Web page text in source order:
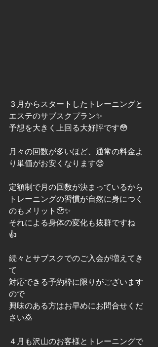
３月からスタートしたトレーニングと
エステのサブスクプラン✨
予想を大きく上回る大好評です😳
月々の回数が多いほど、通常の料金よ
り単価がお安くなります😊
定額制で月の回数が決まっているから
トレーニングの習慣が自然に身につく
のもメリット🥹✨
それによる身体の変化も抜群ですね
👍
続々とサブスクでのご入会が増えてき
て
対応できる予約枠に限りがございます
ので
興味のある方はお早めにお問合せくだ
さい🙇
４月も沢山のお客様とトレーニングで